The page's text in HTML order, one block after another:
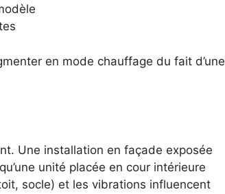
en mode chauffage du fait d’une
Une installation en façade exposée
unité placée en cour intérieure
socle) et les vibrations influencent